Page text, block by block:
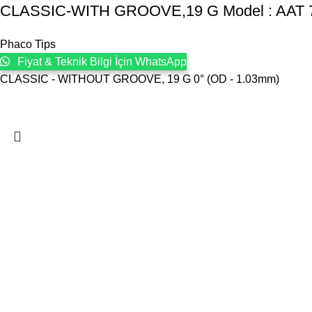
CLASSIC-WITH GROOVE,19 G Model : AAT
Phaco Tips
Fiyat & Teknik Bilgi İçin WhatsApp
CLASSIC - WITHOUT GROOVE, 19 G 0° (OD - 1.03mm)